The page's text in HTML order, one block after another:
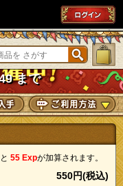
ップ
まで
と 55 Expが加算されます。
550円(税込)